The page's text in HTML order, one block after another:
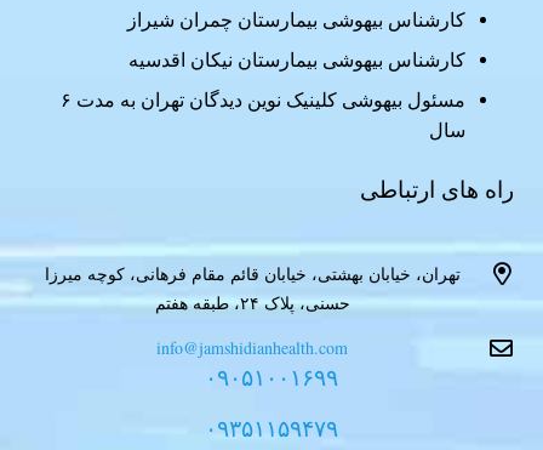
کارشناس بیهوشی بیمارستان چمران شیراز
کارشناس بیهوشی بیمارستان نیکان اقدسیه
مسئول بیهوشی کلینیک نوین دیدگان تهران به مدت ۶
سال
راه های ارتباطی
تهران، خیابان بهشتی، خیابان قائم مقام فرهانی، کوچه میرزا
حسنی، پلاک ۲۴، طبقه هفتم
info@jamshidianhealth.com
۰۹۰۵۱۰۰۱۶۹۹
۰۹۳۵۱۱۵۹۴۷۹